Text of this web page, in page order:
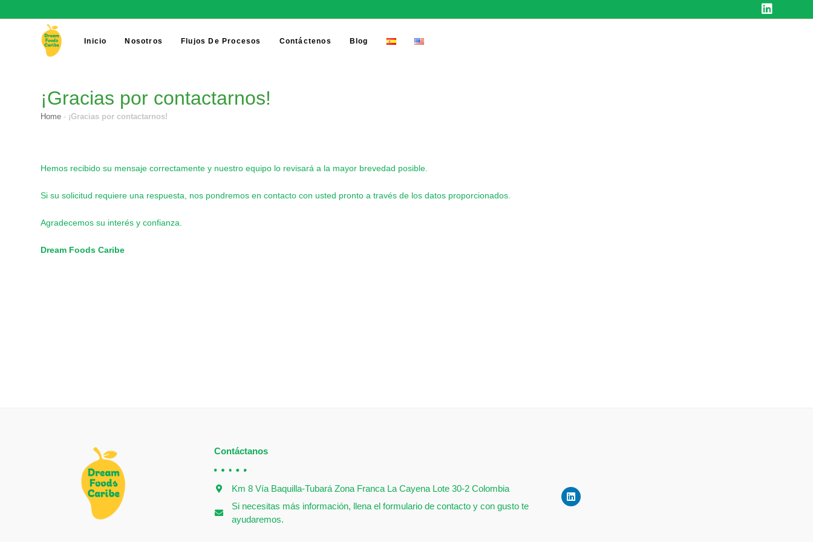
Inicio Nosotros Flujos De Procesos Contáctenos Blog
¡Gracias por contactarnos!
Home - ¡Gracias por contactarnos!
Hemos recibido su mensaje correctamente y nuestro equipo lo revisará a la mayor brevedad posible.
Si su solicitud requiere una respuesta, nos pondremos en contacto con usted pronto a través de los datos proporcionados.
Agradecemos su interés y confianza.
Dream Foods Caribe
Contáctanos
Km 8 Vía Baquilla-Tubará Zona Franca La Cayena Lote 30-2 Colombia
Si necesitas más información, llena el formulario de contacto y con gusto te
ayudaremos.